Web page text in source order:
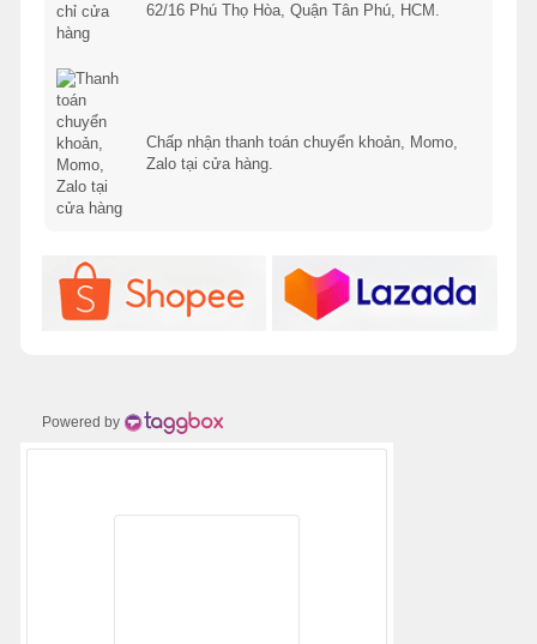
62/16 Phú Thọ Hòa, Quận Tân Phú, HCM.
Chấp nhận thanh toán chuyển khoản, Momo,
Zalo tại cửa hàng.
Powered by